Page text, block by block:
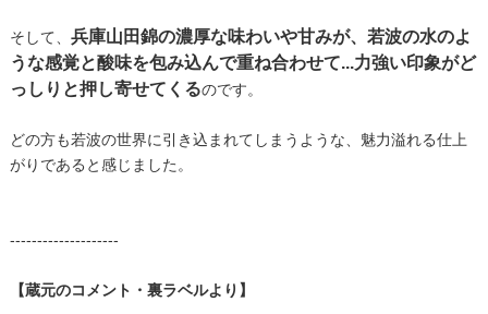
そして、 兵庫山田錦の濃厚な味わいや甘みが、若波の水のよ
うな感覚と酸味を包み込んで重ね合わせて...力強い印象がど
っしりと押し寄せてくるのです。
どの方も若波の世界に引き込まれてしまうような、魅力溢れる仕上
がりであると感じました。
--------------------
【蔵元のコメント・裏ラベルより】